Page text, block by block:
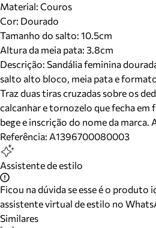
Material: Couros
Cor: Dourado
Tamanho do salto: 10.5cm
Altura da meia pata: 3.8cm
Descrição: Sandália feminina
salto alto bloco, meia pata e
Traz duas tiras cruzadas sobre os
calcanhar e tornozelo que fecha em
bege e inscrição do nome da marca.
Referência: A1396700080003
Assistente de estilo
Ficou na dúvida se esse é o produto
assistente virtual de estilo no
Similares